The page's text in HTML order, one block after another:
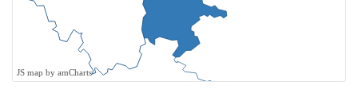
JS map by amCharts